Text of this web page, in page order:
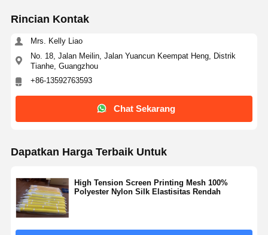
Rumah Produk Video Tentang Kita
Pabrik
Kualitas
Kami
Rincian Kontak
Mrs. Kelly Liao
No. 18, Jalan Meilin, Jalan Yuancun Keempat Heng, Distrik
Tianhe, Guangzhou
+86-13592763593
Chat Sekarang
Dapatkan Harga Terbaik Untuk
High Tension Screen Printing Mesh 100%
Polyester Nylon Silk Elastisitas Rendah